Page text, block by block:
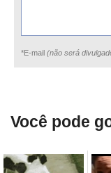
*E-mail (não será
Você pode